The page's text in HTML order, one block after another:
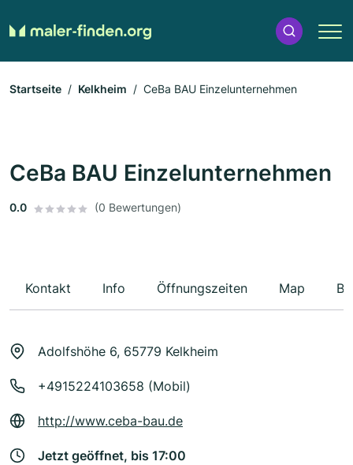
Startseite Kelkheim CeBa BAU Einzelunternehmen
CeBa BAU Einzelunternehmen
0.0 (0 Bewertungen)
Kontakt Info Öffnungszeiten Map
Adolfshöhe 6, 65779 Kelkheim
+4915224103658 (Mobil)
http://www.ceba-bau.de
Jetzt geöffnet, bis 17:00